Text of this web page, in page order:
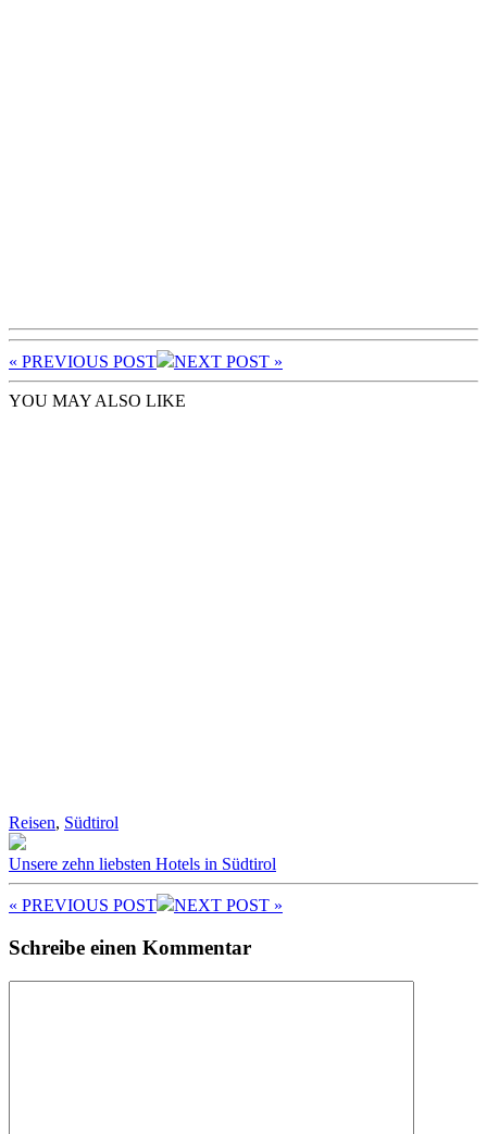
« PREVIOUS POST NEXT POST »
YOU MAY ALSO LIKE
Reisen, Südtirol
Unsere zehn liebsten Hotels in Südtirol
« PREVIOUS POST NEXT POST »
Schreibe einen Kommentar